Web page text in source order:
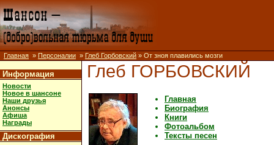
Главная » Персоналии » Глеб Горбовский » От зноя плавились мозги
Информация
Новости
Новое в шансоне
Наши друзья
Анонсы
Афиша
Награды
Дискография
Глеб ГОРБОВСКИЙ
Главная
Биография
Книги
Фотоальбом
Тексты песен